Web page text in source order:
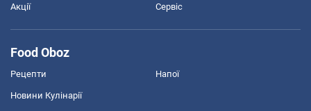
Акції Сервіс
Food Oboz
Рецепти Напої
Новини Кулінарії